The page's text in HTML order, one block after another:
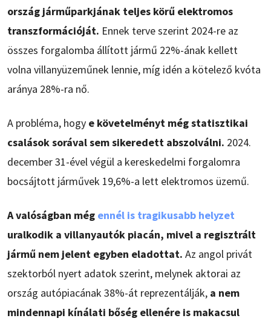
ország járműparkjának teljes körű elektromos
transzformációját. Ennek terve szerint 2024-re az
összes forgalomba állított jármű 22%-ának kellett
volna villanyüzeműnek lennie, míg idén a kötelező kvóta
aránya 28%-ra nő.
A probléma, hogy e követelményt még statisztikai
csalások sorával sem sikeredett abszolválni. 2024.
december 31-ével végül a kereskedelmi forgalomra
bocsájtott járművek 19,6%-a lett elektromos üzemű.
A valóságban még ennél is tragikusabb helyzet
uralkodik a villanyautók piacán, mivel a regisztrált
jármű nem jelent egyben eladottat. Az angol privát
szektorból nyert adatok szerint, melynek aktorai az
ország autópiacának 38%-át reprezentálják, a nem
mindennapi kínálati bőség ellenére is makacsul